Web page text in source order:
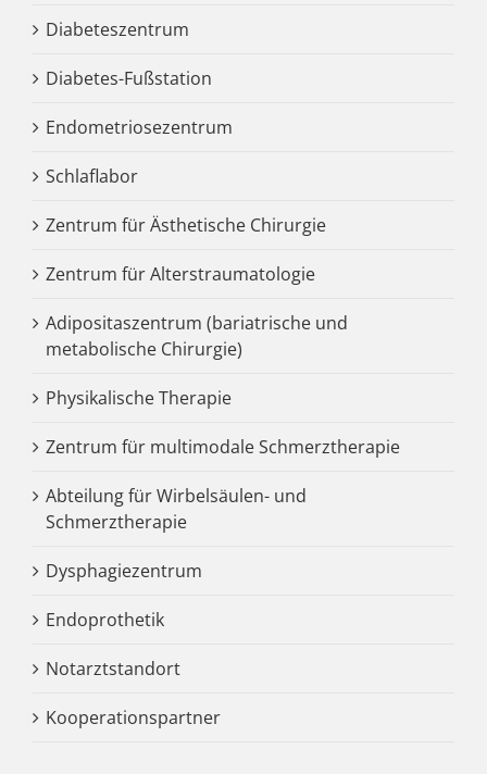
Diabeteszentrum
Diabetes-Fußstation
Endometriosezentrum
Schlaflabor
Zentrum für Ästhetische Chirurgie
Zentrum für Alterstraumatologie
Adipositaszentrum (bariatrische und
metabolische Chirurgie)
Physikalische Therapie
Zentrum für multimodale Schmerztherapie
Abteilung für Wirbelsäulen- und
Schmerztherapie
Dysphagiezentrum
Endoprothetik
Notarztstandort
Kooperationspartner